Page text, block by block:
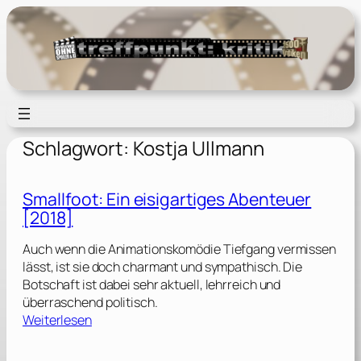
Zum
Inhalt
springen
Schlagwort: Kostja Ullmann
Smallfoot: Ein eisigartiges Abenteuer
[2018]
Auch wenn die Animationskomödie Tiefgang vermissen
lässt, ist sie doch charmant und sympathisch. Die
Botschaft ist dabei sehr aktuell, lehrreich und
überraschend politisch.
Weiterlesen: